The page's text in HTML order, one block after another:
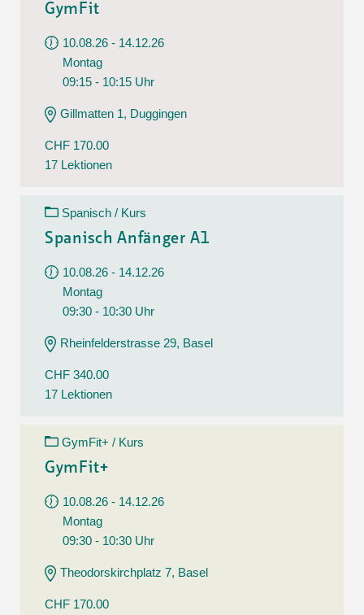
GymFit
10.08.26 - 14.12.26
Montag
09:15 - 10:15 Uhr
Gillmatten 1, Duggingen
CHF 170.00
17 Lektionen
Spanisch / Kurs
Spanisch Anfänger A1
10.08.26 - 14.12.26
Montag
09:30 - 10:30 Uhr
Rheinfelderstrasse 29, Basel
CHF 340.00
17 Lektionen
GymFit+ / Kurs
GymFit+
10.08.26 - 14.12.26
Montag
09:30 - 10:30 Uhr
Theodorskirchplatz 7, Basel
CHF 170.00